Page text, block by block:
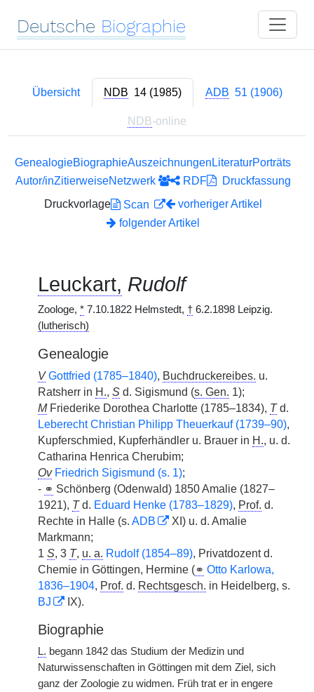
Deutsche Biographie
Übersicht NDB 14 (1985) ADB 51 (1906)
NDB-online
GenealogieBiographieAuszeichnungen LiteraturPorträts
Autor/inZitierweiseNetzwerk RDF
Druckfassung
Druckvorlage
Scan
vorheriger Artikel
folgender Artikel
Leuckart, Rudolf
Zoologe, * 7.10.1822 Helmstedt, † 6.2.1898 Leipzig.
(lutherisch)
Genealogie
V Gottfried (1785–1840), Buchdruckereibes. u.
Ratsherr in H., S d. Sigismund (s. Gen. 1);
MFriederike Dorothea Charlotte (1785–1834), Td.
Leberecht Christian Philipp Theuerkauf (1739–90),
Kupferschmied, Kupferhändler u. Brauer in H., u. d.
Catharina Henrica Cherubim;
Ov Friedrich Sigismund (s. 1);
- ⚭ Schönberg (Odenwald) 1850 Amalie (1827–
1921), Td. Eduard Henke (1783–1829), Prof. d.
Rechte in Halle (s. ADB
XI) u. d. Amalie
Markmann;
1 S, 3 T, u. a. Rudolf (1854–89), Privatdozent d.
Chemie in Göttingen, Hermine (⚭ Otto Karlowa,
1836–1904, Prof. d. Rechtsgesch. in Heidelberg, s.
BJ
IX).
Biographie
L. begann 1842 das Studium der Medizin und
Naturwissenschaften in Göttingen mit dem Ziel, sich
ganz der Zoologie zu widmen. Früh trat er in engere